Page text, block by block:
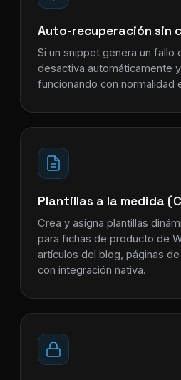
Auto-recuperación sin
Si un snippet genera un fallo
desactiva automáticamente
funcionando con normalidad
Plantillas a la medida
Crea y asigna plantillas
para fichas de producto de
artículos del blog, páginas
con integración nativa.